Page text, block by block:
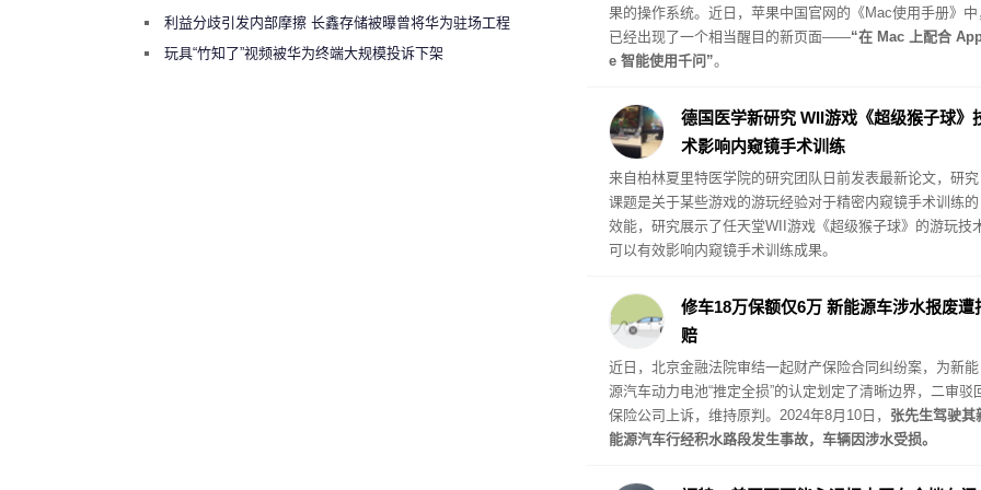
果的操作系统。近日，苹果中国官网的《Mac使用手册》中
已经出现了一个相当醒目的新页面——“在 Mac 上配合
e 智能使用千问”。
德国医学新研究 WII游戏《超级猴子球》
术影响内窥镜手术训练
来自柏林夏里特医学院的研究团队日前发表最新论文，研究
课题是关于某些游戏的游玩经验对于精密内窥镜手术训练的
效能，研究展示了任天堂WII游戏《超级猴子球》的游玩技
可以有效影响内窥镜手术训练成果。
修车18万保额仅6万 新能源车涉水报废遭
赔
近日，北京金融法院审结一起财产保险合同纠纷案，为新能
源汽车动力电池“推定全损”的认定划定了清晰边界，二审驳
保险公司上诉，维持原判。2024年8月10日， 张先生驾驶其
能源汽车行经积水路段发生事故，车辆因涉水受损。
利益分歧引发内部摩擦 长鑫存储被曝曾将华为驻场工程
师驱逐出研发基地
玩具“竹知了”视频被华为终端大规模投诉下架